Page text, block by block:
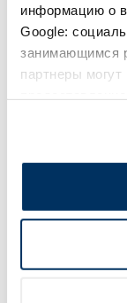
информацию о
Google:
занимающимся
партнеры могут